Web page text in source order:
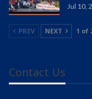
Jul 10,
PREV NEXT 1 of
Contact Us